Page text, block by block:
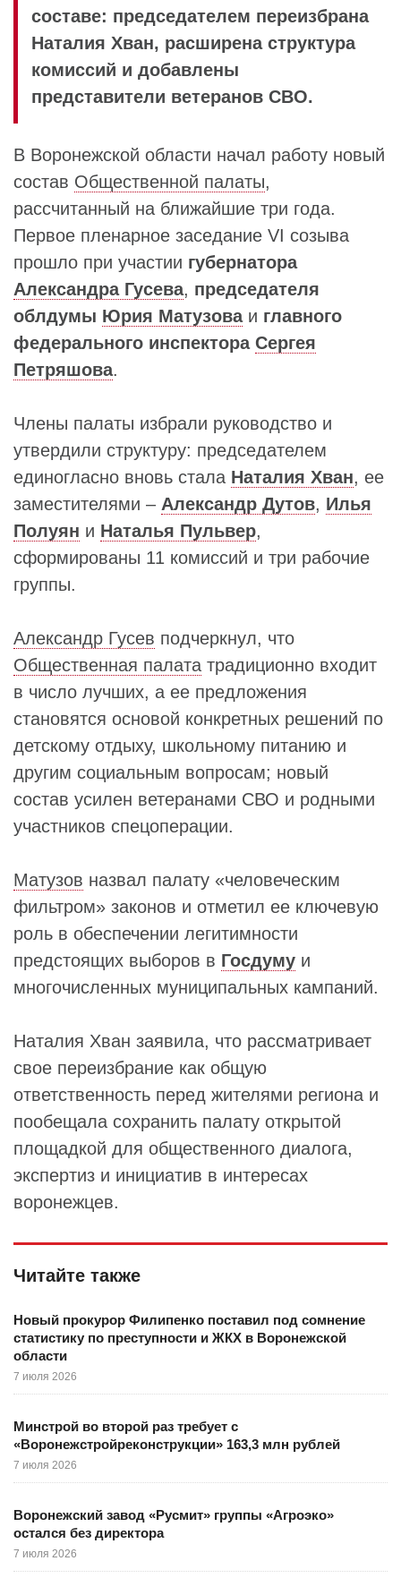
составе: председателем переизбрана
Наталия Хван, расширена структура
комиссий и добавлены
представители ветеранов СВО.
В Воронежской области начал работу новый
состав Общественной палаты,
рассчитанный на ближайшие три года.
Первое пленарное заседание VI созыва
прошло при участии губернатора
Александра Гусева, председателя
облдумы Юрия Матузоваи главного
федерального инспектора Сергея
Петряшова.
Члены палаты избрали руководство и
утвердили структуру: председателем
единогласно вновь стала Наталия Хван, ее
заместителями – Александр Дутов, Илья
Полуян и Наталья Пульвер,
сформированы 11 комиссий и три рабочие
группы.
Александр Гусев подчеркнул, что
Общественная палата традиционно входит
в число лучших, а ее предложения
становятся основой конкретных решений по
детскому отдыху, школьному питанию и
другим социальным вопросам; новый
состав усилен ветеранами СВО и родными
участников спецоперации.
Матузов назвал палату «человеческим
фильтром» законов и отметил ее ключевую
роль в обеспечении легитимности
предстоящих выборов в Госдуму и
многочисленных муниципальных кампаний.
Наталия Хван заявила, что рассматривает
свое переизбрание как общую
ответственность перед жителями региона и
пообещала сохранить палату открытой
площадкой для общественного диалога,
экспертиз и инициатив в интересах
воронежцев.
Читайте также
Новый прокурор Филипенко поставил под сомнение
статистику по преступности и ЖКХ в Воронежской
области
7 июля 2026
Минстрой во второй раз требует с
«Воронежстройреконструкции» 163,3 млн рублей
7 июля 2026
Воронежский завод «Русмит» группы «Агроэко»
остался без директора
7 июля 2026